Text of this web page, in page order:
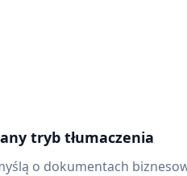
tryb tłumaczenia
o dokumentach